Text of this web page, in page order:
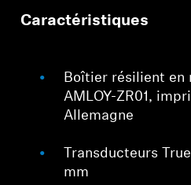
Caractéristiques
Boîtier résilient en
AMLOY-ZR01,
Allemagne
Transducteurs
mm